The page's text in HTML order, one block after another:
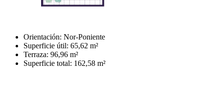
Orientación: Nor-Poniente
Superficie útil: 65,62 m²
Terraza: 96,96 m²
Superficie total: 162,58 m²